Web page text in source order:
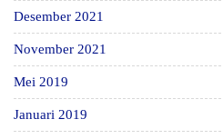
Desember 2021
November 2021
Mei 2019
Januari 2019